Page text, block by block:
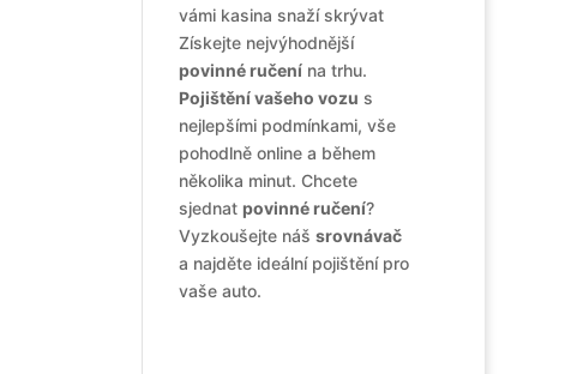
vámi kasina snaží skrývat
Získejte nejvýhodnější
povinné ručenína trhu.
Pojištění vašeho vozu s
nejlepšími podmínkami, vše
pohodlně online a během
několika minut. Chcete
sjednat povinné ručení?
Vyzkoušejte náš srovnávač
a najděte ideální pojištění pro
vaše auto.